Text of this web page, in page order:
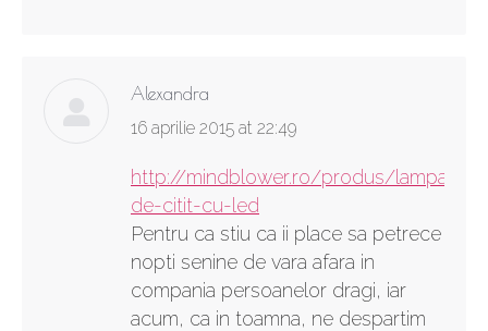
Alexandra
says:
16 aprilie 2015 at 22:49
http://mindblower.ro/produs/lampa-
de-citit-cu-led
Pentru ca stiu ca ii place sa petrece
nopti senine de vara afara in
compania persoanelor dragi, iar
acum, ca in toamna, ne despartim